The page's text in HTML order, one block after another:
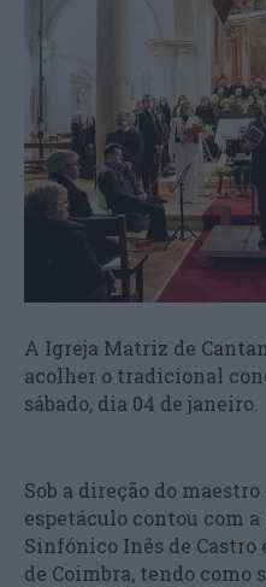
A Igreja Matriz de
acolher o tradicional
sábado, dia 04 de janeiro.
Sob a direção do
espetáculo contou com a
Sinfónico Inês de Castro
de Coimbra, tendo como